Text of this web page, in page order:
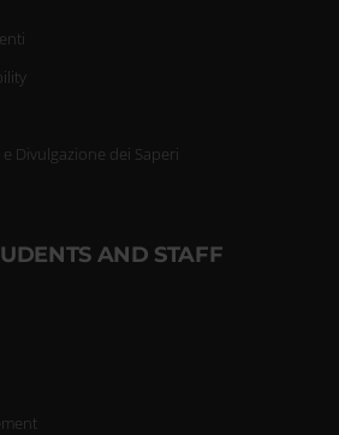
Divulgazione dei Saperi
AND STAFF